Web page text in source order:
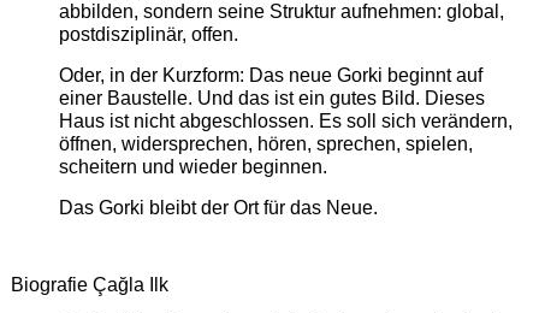
abbilden, sondern seine Struktur aufnehmen: global,
postdisziplinär, offen.
Oder, in der Kurzform: Das neue Gorki beginnt auf
einer Baustelle. Und das ist ein gutes Bild. Dieses
Haus ist nicht abgeschlossen. Es soll sich verändern,
öffnen, widersprechen, hören, sprechen, spielen,
scheitern und wieder beginnen.
Das Gorki bleibt der Ort für das Neue.
Biografie Çağla Ilk